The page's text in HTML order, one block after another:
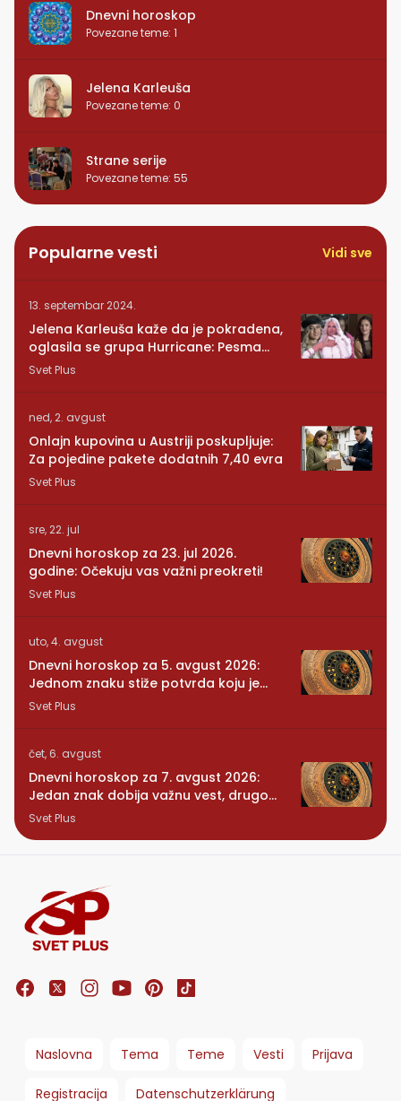
Dnevni horoskop
Povezane teme: 1
Jelena Karleuša
Povezane teme: 0
Strane serije
Povezane teme: 55
Popularne vesti Vidi sve
13. septembar 2024.
Jelena Karleuša kaže da je pokradena,
oglasila se grupa Hurricane: Pesma
RUNDE je naša!
Svet Plus
ned, 2. avgust
Onlajn kupovina u Austriji poskupljuje:
Za pojedine pakete dodatnih 7,40 evra
Svet Plus
sre, 22. jul
Dnevni horoskop za 23. jul 2026.
godine: Očekuju vas važni preokreti!
Svet Plus
uto, 4. avgust
Dnevni horoskop za 5. avgust 2026:
Jednom znaku stiže potvrda koju je
dugo čekao
Svet Plus
čet, 6. avgust
Dnevni horoskop za 7. avgust 2026:
Jedan znak dobija važnu vest, drugom
se vraća osoba iz prošlosti
Svet Plus
Naslovna Tema Teme Vesti Prijava
Registracija Datenschutzerklärung